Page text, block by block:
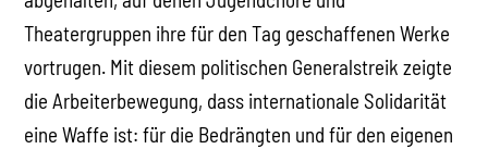
Theatergruppen ihre für den Tag geschaffenen Werke
vortrugen. Mit diesem politischen Generalstreik zeigte
die Arbeiterbewegung, dass internationale Solidarität
eine Waffe ist: für die Bedrängten und für den eigenen